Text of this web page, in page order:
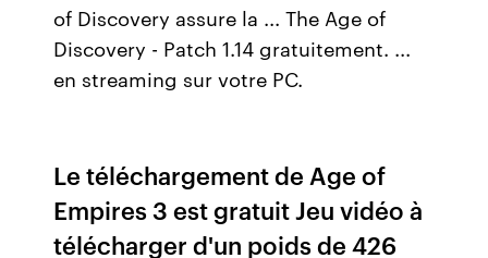
of Discovery assure la ... The Age of
Discovery - Patch 1.14 gratuitement. ...
en streaming sur votre PC.
Le téléchargement de Age of
Empires 3 est gratuit Jeu vidéo à
télécharger d'un poids de 426